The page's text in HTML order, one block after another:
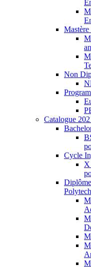
Mastère
Non
Catalogue
Cycle
X